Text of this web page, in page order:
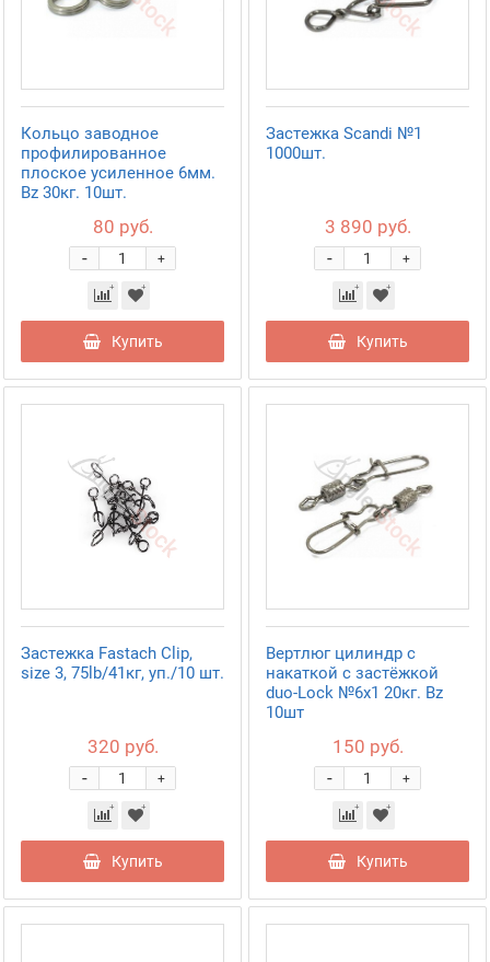
Кольцо заводное
профилированное
плоское усиленное 6мм.
Bz 30кг. 10шт.
80 руб.
+
-
Купить
Застежка Scandi №1
1000шт.
3 890 руб.
+
-
Купить
Застежка Fastach Clip,
size 3, 75lb/41кг, уп./10 шт.
320 руб.
+
-
Купить
Вертлюг цилиндр с
накаткой с застёжкой
duo-Lock №6х1 20кг. Bz
10шт
150 руб.
+
-
Купить